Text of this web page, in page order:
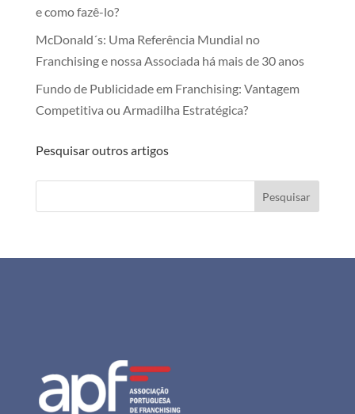
e como fazê-lo?
McDonald´s: Uma Referência Mundial no
Franchising e nossa Associada há mais de 30 anos
Fundo de Publicidade em Franchising: Vantagem
Competitiva ou Armadilha Estratégica?
Pesquisar outros artigos
Pesquisar